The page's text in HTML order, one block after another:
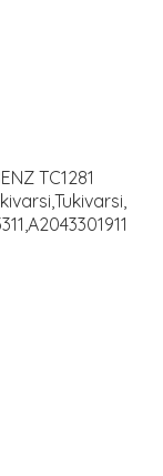
TC1281